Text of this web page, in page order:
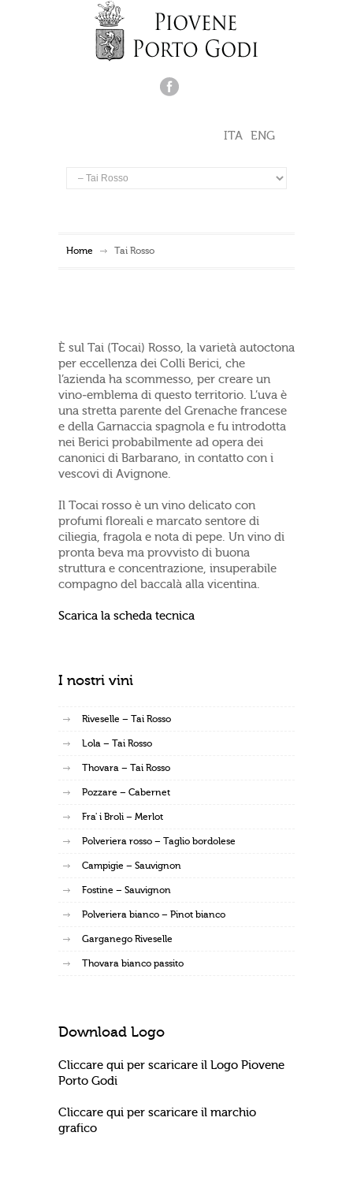
ITA ENG
Home Tai Rosso
È sul Tai (Tocai) Rosso, la varietà autoctona
per eccellenza dei Colli Berici, che
l’azienda ha scommesso, per creare un
vino-emblema di questo territorio. L’uva è
una stretta parente del Grenache francese
e della Garnaccia spagnola e fu introdotta
nei Berici probabilmente ad opera dei
canonici di Barbarano, in contatto con i
vescovi di Avignone.
Il Tocai rosso è un vino delicato con
profumi floreali e marcato sentore di
ciliegia, fragola e nota di pepe. Un vino di
pronta beva ma provvisto di buona
struttura e concentrazione, insuperabile
compagno del baccalà alla vicentina.
Scarica la scheda tecnica
I nostri vini
Riveselle – Tai Rosso
Lola – Tai Rosso
Thovara – Tai Rosso
Pozzare – Cabernet
Fra' i Broli – Merlot
Polveriera rosso – Taglio bordolese
Campigie – Sauvignon
Fostine – Sauvignon
Polveriera bianco – Pinot bianco
Garganego Riveselle
Thovara bianco passito
Download Logo
Cliccare qui per scaricare il Logo Piovene
Porto Godi
Cliccare qui per scaricare il marchio
grafico